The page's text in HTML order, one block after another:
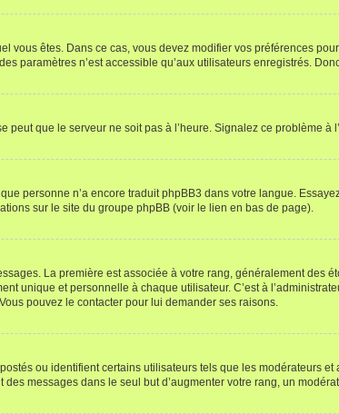
vous êtes. Dans ce cas, vous devez modifier vos préférences
paramètres n’est accessible qu’aux utilisateurs enregistrés.
peut que le serveur ne soit pas à l’heure. Signalez ce problème à
personne n’a encore traduit phpBB3 dans votre langue.
sur le site du groupe phpBB (voir le lien en bas de page).
La première est associée à votre rang, généralement des
unique et personnelle à chaque utilisateur. C’est à
pouvez le contacter pour lui demander ses raisons.
ou identifient certains utilisateurs tels que les modérateurs
messages dans le seul but d’augmenter votre rang, un